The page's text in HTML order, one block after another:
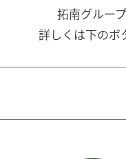
拓南グルー
詳しくは下のボ